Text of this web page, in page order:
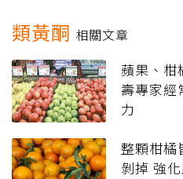
類黃酮 相關文章
蘋果、
壽專家經
力
整顆柑橘
剝掉 強